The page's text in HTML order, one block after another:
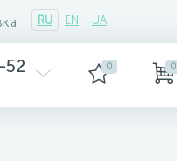
RU EN UA
52 0 0